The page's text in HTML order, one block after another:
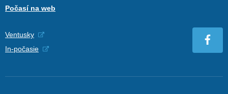
Počasí na web
Ventusky
In-počasie